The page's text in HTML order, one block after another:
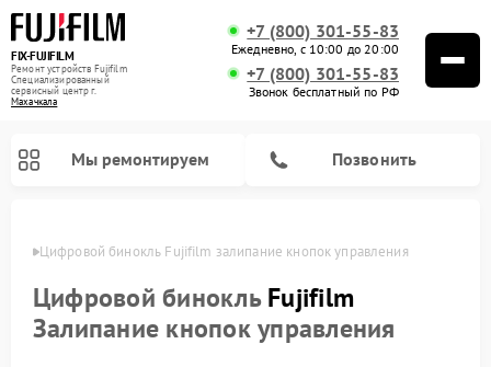
FIX-FUJIFILM
Ремонт устройств Fujifilm
Специализированный
cервисный центр г.
Махачкала
+7 (800) 301-55-83
Ежедневно, с 10:00 до 20:00
+7 (800) 301-55-83
Звонок бесплатный по РФ
Мы ремонтируем Позвонить
Цифровой бинокль Fujifilm залипание кнопок управления
Цифровой бинокльFujifilm
Залипание кнопок управления